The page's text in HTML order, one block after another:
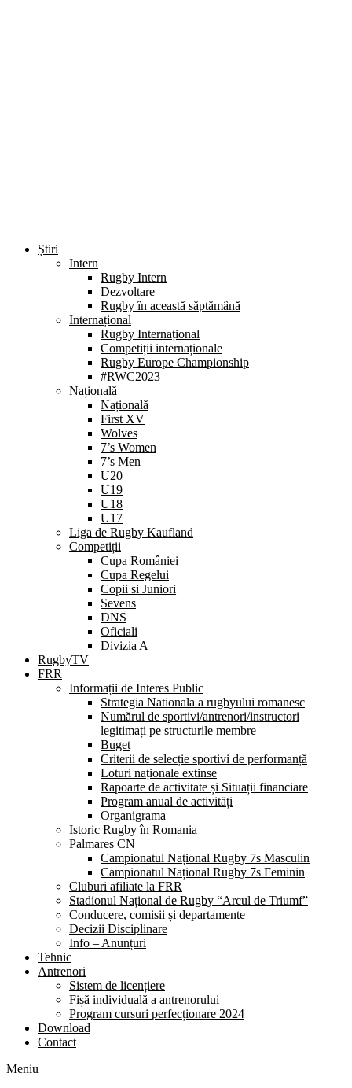
Știri
Intern
Rugby Intern
Dezvoltare
Rugby în această săptămână
Internațional
Rugby Internațional
Competiții internaționale
Rugby Europe Championship
#RWC2023
Națională
Națională
First XV
Wolves
7’s Women
7’s Men
U20
U19
U18
U17
Liga de Rugby Kaufland
Competiții
Cupa României
Cupa Regelui
Copii si Juniori
Sevens
DNS
Oficiali
Divizia A
RugbyTV
FRR
Informații de Interes Public
Strategia Nationala a rugbyului romanesc
Numărul de sportivi/antrenori/instructori
legitimați pe structurile membre
Buget
Criterii de selecție sportivi de performanță
Loturi naționale extinse
Rapoarte de activitate și Situații financiare
Program anual de activități
Organigrama
Istoric Rugby în Romania
Palmares CN
Campionatul Național Rugby 7s Masculin
Campionatul Național Rugby 7s Feminin
Cluburi afiliate la FRR
Stadionul Național de Rugby “Arcul de Triumf”
Conducere, comisii și departamente
Decizii Disciplinare
Info – Anunțuri
Tehnic
Antrenori
Sistem de licențiere
Fișă individuală a antrenorului
Program cursuri perfecționare 2024
Download
Contact
Meniu